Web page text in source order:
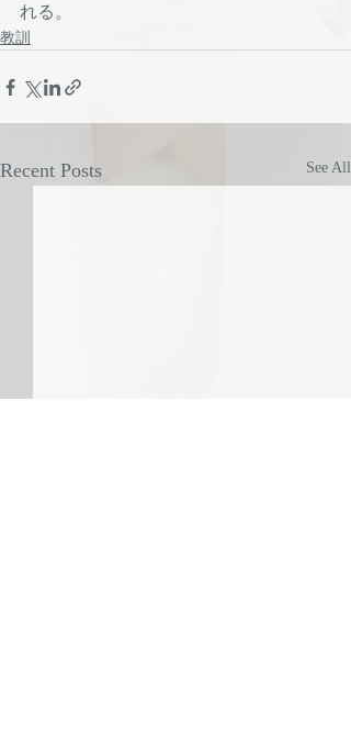
れる。
教訓
Recent Posts See All